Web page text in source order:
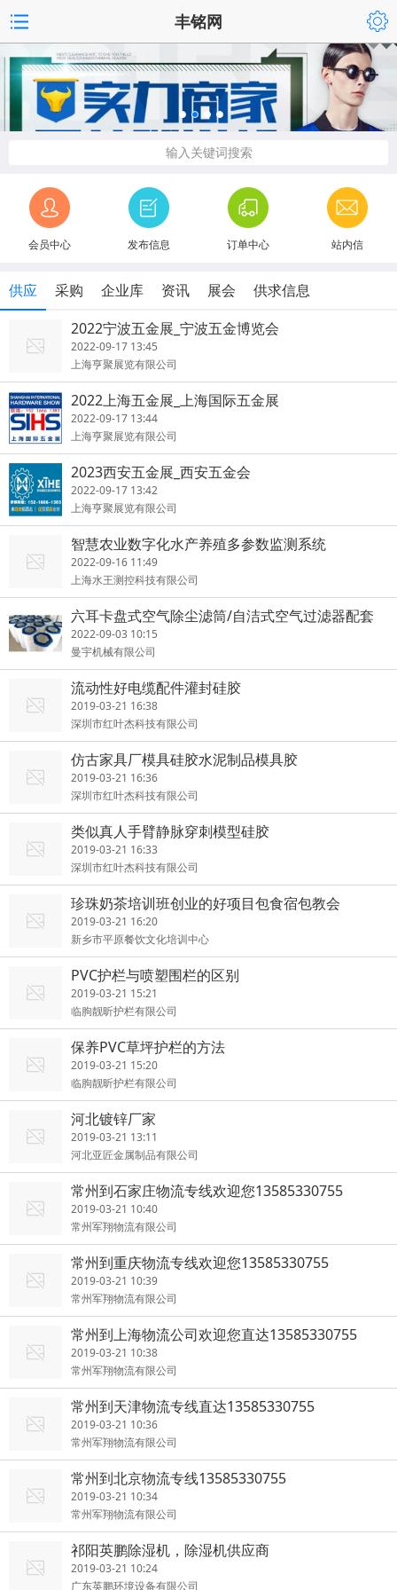
丰铭网
输入关键词搜索
会员中心 发布信息 订单中心 站内信
供应 采购 企业库 资讯 展会
供求信息
2022宁波五金展_宁波五金博览会
2022-09-17 13:45
上海亨聚展览有限公司
2022上海五金展_上海国际五金展
2022-09-17 13:44
上海亨聚展览有限公司
2023西安五金展_西安五金会
2022-09-17 13:42
上海亨聚展览有限公司
智慧农业数字化水产养殖多参数监测系统
2022-09-16 11:49
上海水王测控科技有限公司
六耳卡盘式空气除尘滤筒/自洁式空气过滤器配套
2022-09-03 10:15
曼宇机械有限公司
流动性好电缆配件灌封硅胶
2019-03-21 16:38
深圳市红叶杰科技有限公司
仿古家具厂模具硅胶水泥制品模具胶
2019-03-21 16:36
深圳市红叶杰科技有限公司
类似真人手臂静脉穿刺模型硅胶
2019-03-21 16:33
深圳市红叶杰科技有限公司
珍珠奶茶培训班创业的好项目包食宿包教会
2019-03-21 16:20
新乡市平原餐饮文化培训中心
PVC护栏与喷塑围栏的区别
2019-03-21 15:21
临朐靓昕护栏有限公司
保养PVC草坪护栏的方法
2019-03-21 15:20
临朐靓昕护栏有限公司
河北镀锌厂家
2019-03-21 13:11
河北亚匠金属制品有限公司
常州到石家庄物流专线欢迎您13585330755
2019-03-21 10:40
常州军翔物流有限公司
常州到重庆物流专线欢迎您13585330755
2019-03-21 10:39
常州军翔物流有限公司
常州到上海物流公司欢迎您直达13585330755
2019-03-21 10:38
常州军翔物流有限公司
常州到天津物流专线直达13585330755
2019-03-21 10:36
常州军翔物流有限公司
常州到北京物流专线13585330755
2019-03-21 10:34
常州军翔物流有限公司
祁阳英鹏除湿机，除湿机供应商
2019-03-21 10:24
广东英鹏环境设备有限公司